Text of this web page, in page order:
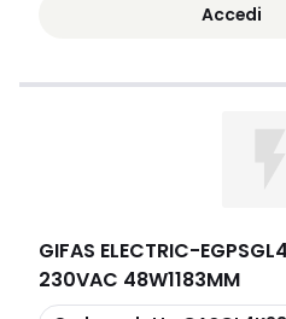
Accedi
GIFAS ELECTRIC-
230VAC 48W1183MM